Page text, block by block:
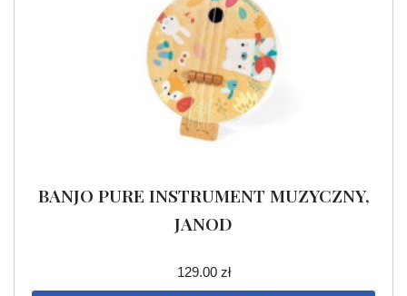
BANJO PURE INSTRUMENT MUZYCZNY,
JANOD
129.00 zł